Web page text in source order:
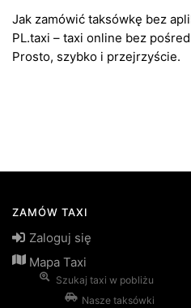
Jak zamówić taksówkę bez
PL.taxi – taxi online bez
Prosto, szybko i przejrzyście.
ZAMÓW TAXI
Zaloguj się
Mapa Taxi
Szukaj taxi w pobliżu
Nasze taksówki